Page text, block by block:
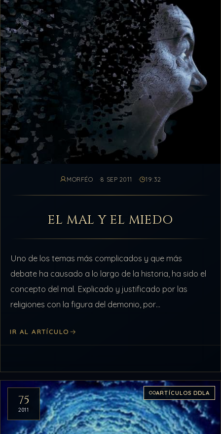
MORFÉO 8 SEP 2011 19:32
EL MAL Y EL MIEDO
Uno de los temas más complicados y que más
debate ha causado a lo largo de la historia, ha sido el
concepto del mal. Explicado y justificado por las
religiones con la figura del demonio, por…
IR AL ARTÍCULO
75
2011
ARTÍCULOS DDLA